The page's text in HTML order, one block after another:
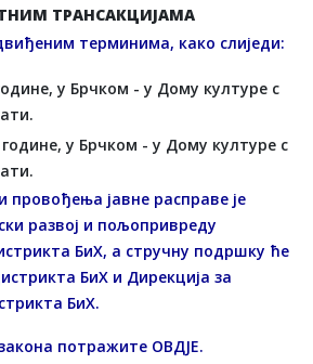
ТРАНСАКЦИЈАМА
терминима, како слиједи:
у Брчком - у Дому културе с
године, у Брчком - у Дому културе с
провођења јавне расправе је
развој и пољопривреду
БиХ, а стручну подршку ће
БиХ и Дирекција за
БиХ.
потражите ОВДЈЕ.